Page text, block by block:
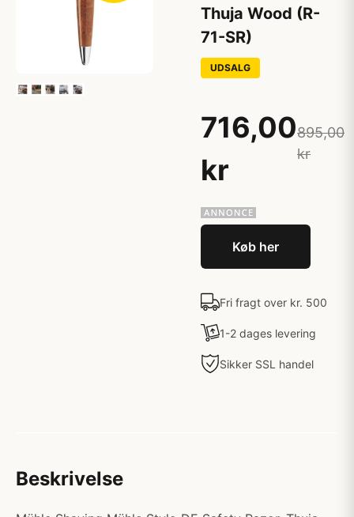
Thuja Wood (R-
71-SR)
UDSALG
716,00
kr
895,00
kr
Køb her
Fri fragt over kr. 500
1-2 dages levering
Sikker SSL handel
Beskrivelse